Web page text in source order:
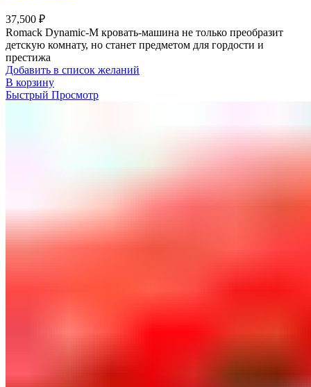
37,500 ₽
Romack Dynamic-M кровать-машина не только преобразит
детскую комнату, но станет предметом для гордости и
престижа
Добавить в список желаний
В корзину
Быстрый Просмотр